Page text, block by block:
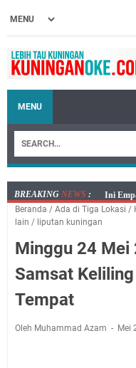
MENU
BREAKING NEWS :
Jumat
Dicabut
Salat
Beranda / Ada di Tiga Lokasi /
lain / liputan kuningan
Minggu 24 Mei
Samsat
Tempat
Oleh Muhammad Azam Mei